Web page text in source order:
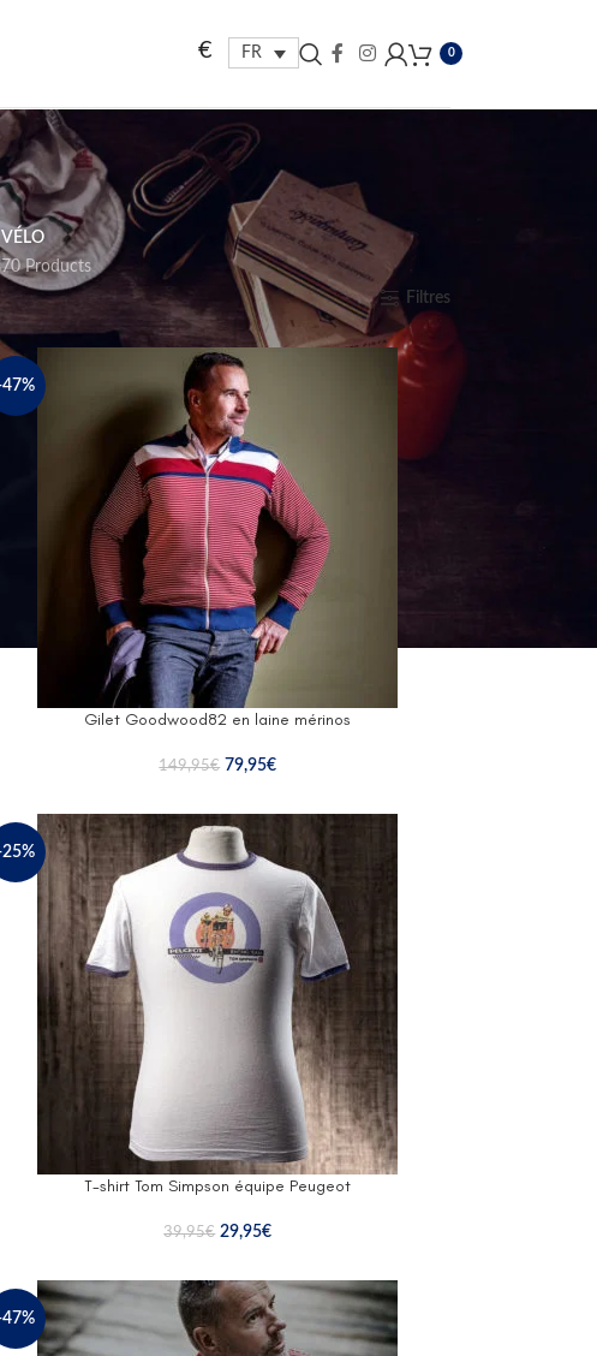
€ FR 0
VÉLO
70 Products
Show
9 24 36 Filtres
Gilet Goodwood82 en laine mérinos
149,95€ 79,95€
T-shirt Tom Simpson équipe Peugeot
39,95€ 29,95€